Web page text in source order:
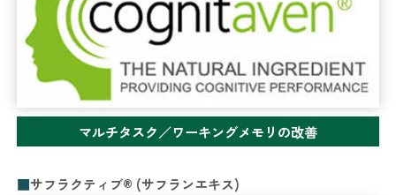
マルチタスク／ワーキングメモリの改善
サフラクティブ® (サフランエキス)